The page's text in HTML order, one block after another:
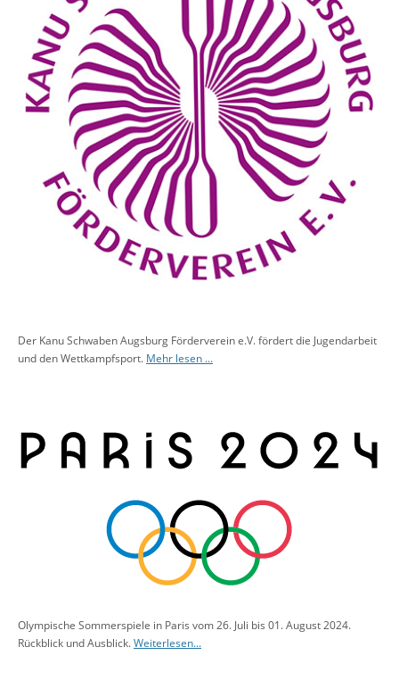
Der Kanu Schwaben Augsburg Förderverein e.V. fördert die Jugendarbeit
und den Wettkampfsport. Mehr lesen ...
Olympische Sommerspiele in Paris vom 26. Juli bis 01. August 2024.
Rückblick und Ausblick.Weiterlesen...